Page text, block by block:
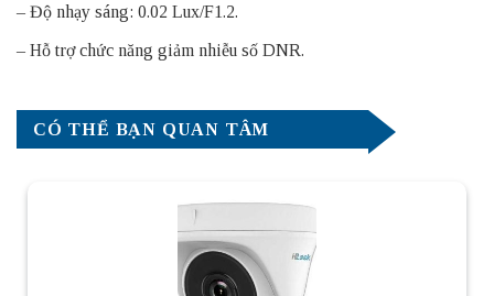
– Độ nhạy sáng: 0.02 Lux/F1.2.
– Hỗ trợ chức năng giảm nhiễu số DNR.
CÓ THỂ BẠN QUAN TÂM